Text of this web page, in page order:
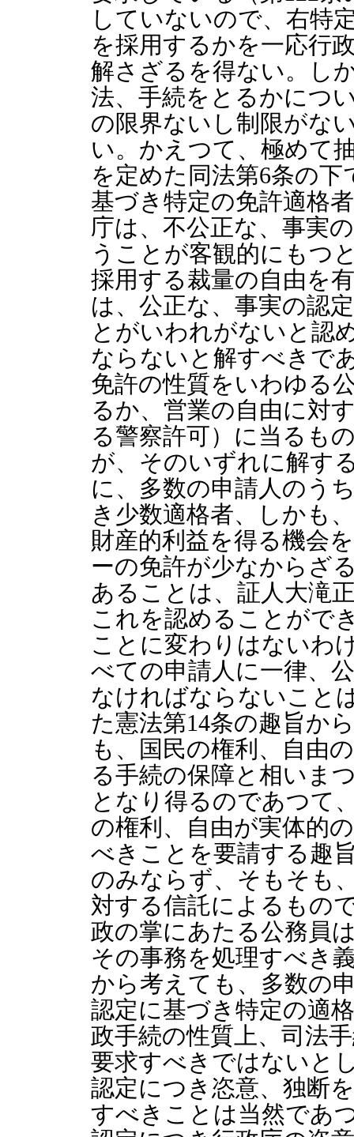
していないので、右特
を採用するかを一応行
解さざるを得ない。し
法、手続をとるかにつ
の限界ないし制限がな
い。かえつて、極めて
を定めた同法第6条の
基づき特定の免許適格
庁は、不公正な、事実
うことが客観的にもつ
採用する裁量の自由を
は、公正な、事実の認
とがいわれがないと認
ならないと解すべきで
免許の性質をいわゆる
るか、営業の自由に対
る警察許可）に当るも
が、そのいずれに解す
に、多数の申請人のう
き少数適格者、しかも
財産的利益を得る機会
ーの免許が少なからざ
あることは、証人大滝
これを認めることがで
ことに変わりはないわ
べての申請人に一律、
なければならないこと
た憲法第14条の趣旨か
も、国民の権利、自由
る手続の保障と相いま
となり得るのであつて
の権利、自由が実体的
べきことを要請する趣
のみならず、そもそも
対する信託によるもの
政の掌にあたる公務員
その事務を処理すべき
から考えても、多数の
認定に基づき特定の適
政手続の性質上、司法
要求すべきではないと
認定につき恣意、独断
すべきことは当然であ